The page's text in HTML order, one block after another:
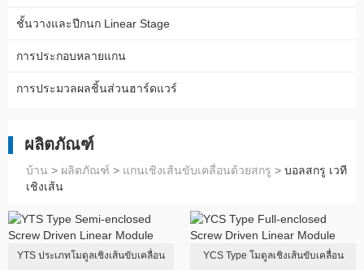
ชั้นวางและปีกนก Linear Stage
การประกอบหลายแกน
การประมวลผลชิ้นส่วนฮาร์ดแวร์
ผลิตภัณฑ์
บ้าน > ผลิตภัณฑ์ > แกนเชิงเส้นขับเคลื่อนด้วยสกรู > บอลสกรู เวที
เชิงเส้น
YTS ประเภทโมดูลเชิงเส้นขับเคลื่อน YCS Type โมดูลเชิงเส้นขับเคลื่อน